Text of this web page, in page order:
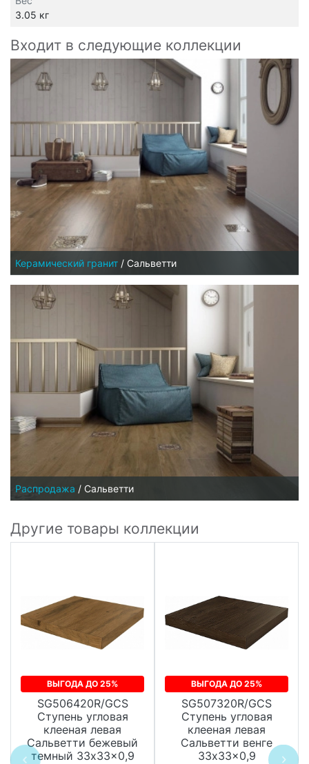
3.05 кг
Входит в следующие коллекции
Керамический гранит / Сальветти
Распродажа / Сальветти
Другие товары коллекции
ВЫГОДА ДО 25%
SG506420R/GCS
Ступень угловая
клееная левая
Сальветти бежевый
темный 33x33x0,9
ВЫГОДА ДО 25%
SG507320R/GCS
Ступень угловая
клееная левая
Сальветти венге
33x33x0,9